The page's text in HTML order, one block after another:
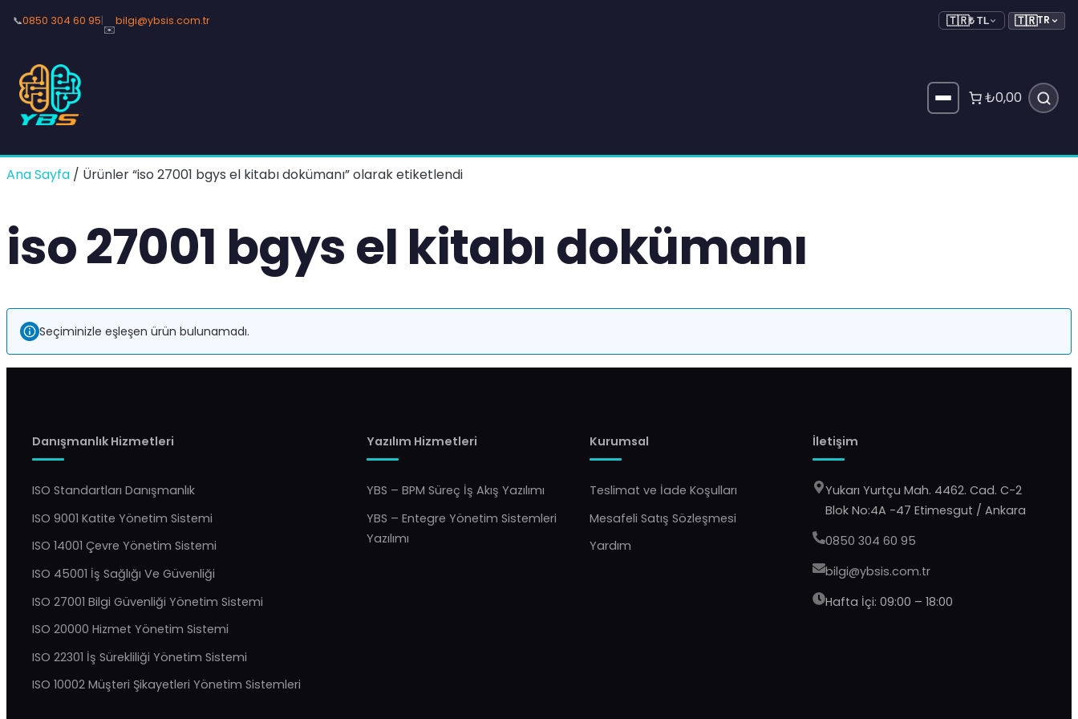
📞0850 304 60 95|
✉️
bilgi@ybsis.com.tr 🇹🇷₺ TL 🇹🇷TR
₺0,00
Ana Sayfa / Ürünler “iso 27001 bgys el kitabı dokümanı” olarak etiketlendi
iso 27001 bgys el kitabı dokümanı
Seçiminizle eşleşen ürün bulunamadı.
Danışmanlık Hizmetleri
ISO Standartları Danışmanlık
ISO 9001 Katite Yönetim Sistemi
ISO 14001 Çevre Yönetim Sistemi
ISO 45001 İş Sağlığı Ve Güvenliği
ISO 27001 Bilgi Güvenliği Yönetim Sistemi
ISO 20000 Hizmet Yönetim Sistemi
ISO 22301 İş Sürekliliği Yönetim Sistemi
ISO 10002 Müşteri Şikayetleri Yönetim Sistemleri
Yazılım Hizmetleri
YBS – BPM Süreç İş Akış Yazılımı
YBS – Entegre Yönetim Sistemleri
Yazılımı
Kurumsal
Teslimat ve İade Koşulları
Mesafeli Satış Sözleşmesi
Yardım
İletişim
Yukarı Yurtçu Mah. 4462. Cad. C-2
Blok No:4A -47 Etimesgut / Ankara
0850 304 60 95
bilgi@ybsis.com.tr
Hafta İçi: 09:00 – 18:00
YBS Destek
Şu an çevrimdışı · 9:00–20:00 yanıtlıyoruz